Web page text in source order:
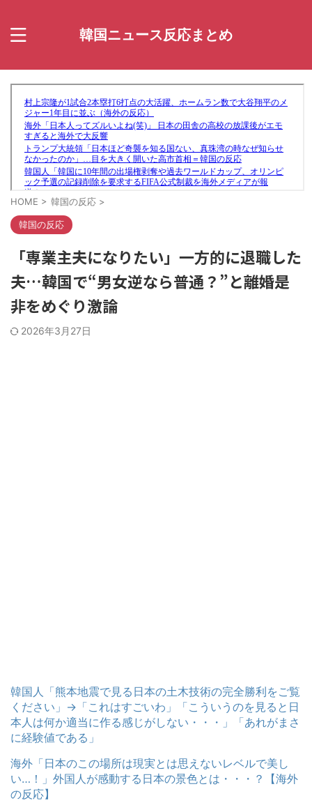
韓国ニュース反応まとめ
HOME > 韓国の反応 >
韓国の反応
「専業主夫になりたい」一方的に退職した
夫…韓国で“男女逆なら普通？”と離婚是
非をめぐり激論
2026年3月27日
韓国人「熊本地震で見る日本の土木技術の完全勝利をご覧
ください」→「これはすごいわ」「こういうのを見ると日
本人は何か適当に作る感じがしない・・・」「あれがまさ
に経験値である」
海外「日本のこの場所は現実とは思えないレベルで美し
い…！」外国人が感動する日本の景色とは・・・？【海外
の反応】